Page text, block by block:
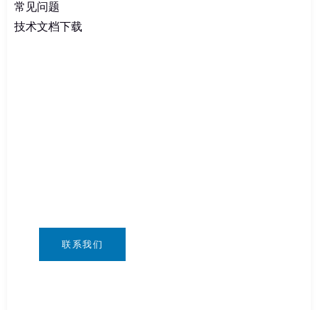
常见问题
技术文档下载
联系我们